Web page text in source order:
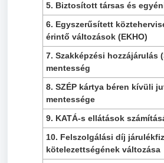
5. Biztosított társas és
6. Egyszerűsített
érintő változások (EKHO)
7. Szakképzési hozzájárulás
mentesség
8. SZÉP kártya béren kívüli
mentessége
9. KATÁ-s ellátások
10. Felszolgálási díj
kötelezettségének változása